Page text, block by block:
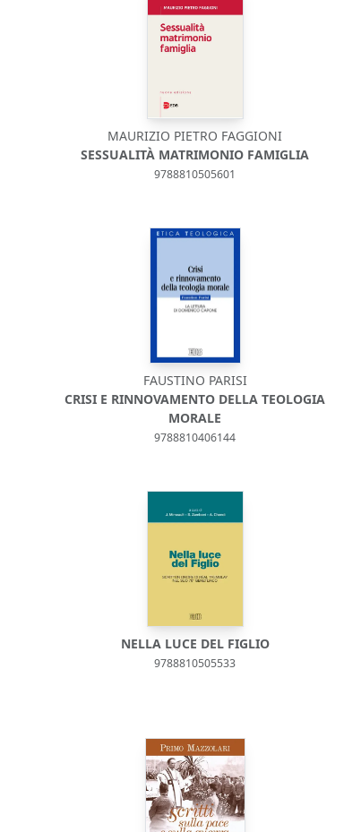
MAURIZIO PIETRO FAGGIONI
SESSUALITÀ MATRIMONIO FAMIGLIA
9788810505601
FAUSTINO PARISI
CRISI E RINNOVAMENTO DELLA TEOLOGIA
MORALE
9788810406144
NELLA LUCE DEL FIGLIO
9788810505533